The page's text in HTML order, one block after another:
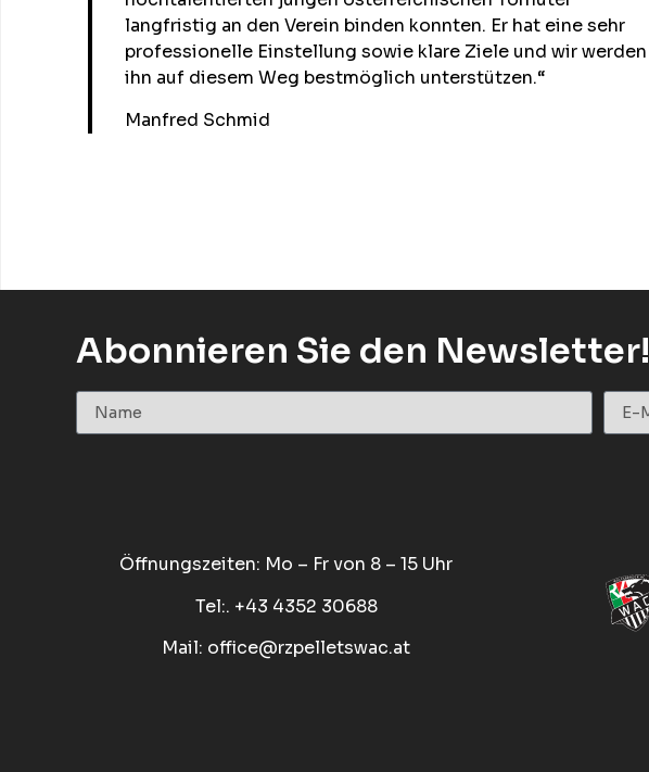
langfristig an den Verein binden konnten. Er hat eine sehr
professionelle Einstellung sowie klare Ziele und wir werden
ihn auf diesem Weg bestmöglich unterstützen.“
Manfred Schmid
Abonnieren Sie den Newsletter!
Öffnungszeiten: Mo – Fr von 8 – 15 Uhr
Tel:. +43 4352 30688
Mail: office@rzpelletswac.at